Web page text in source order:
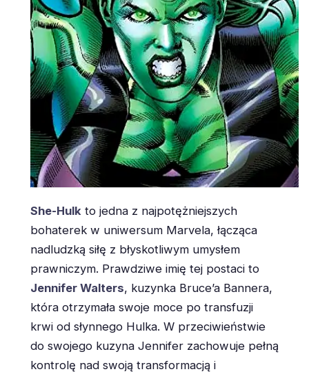
She-Hulk to jedna z najpotężniejszych
bohaterek w uniwersum Marvela, łącząca
nadludzką siłę z błyskotliwym umysłem
prawniczym. Prawdziwe imię tej postaci to
Jennifer Walters, kuzynka Bruce’a Bannera,
która otrzymała swoje moce po transfuzji
krwi od słynnego Hulka. W przeciwieństwie
do swojego kuzyna Jennifer zachowuje pełną
kontrolę nad swoją transformacją i